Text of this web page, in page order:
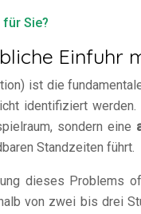
Sie?
Einfuhr
ist die
identifiziert
sondern eine
Standzeiten führt.
dieses Problems
von zwei bis drei